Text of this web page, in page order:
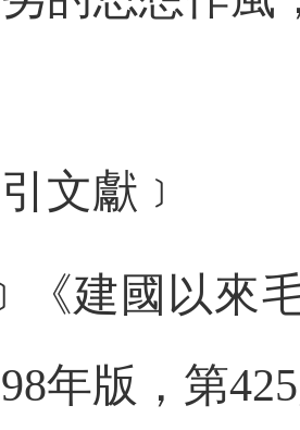
文獻﹞
《建國以來
年版，第